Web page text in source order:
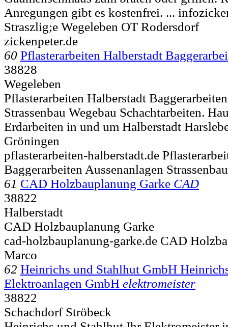
Anregungen gibt es kostenfrei. ...
Straszlig;e Wegeleben OT Rodersdorf
zickenpeter.de
60 Pflasterarbeiten Halberstadt
38828
Wegeleben
Pflasterarbeiten Halberstadt
Strassenbau Wegebau Schachtarbeiten.
Erdarbeiten in und um Halberstadt
Gröningen
pflasterarbeiten-halberstadt.de
Baggerarbeiten Aussenanlagen Strassenbau
61 CAD Holzbauplanung Garke CAD
38822
Halberstadt
CAD Holzbauplanung Garke
cad-holzbauplanung-garke.de CAD
Marco
62 Heinrichs und Stahlhut GmbH
Elektroanlagen GmbH elektromeister
38822
Schachdorf Ströbeck